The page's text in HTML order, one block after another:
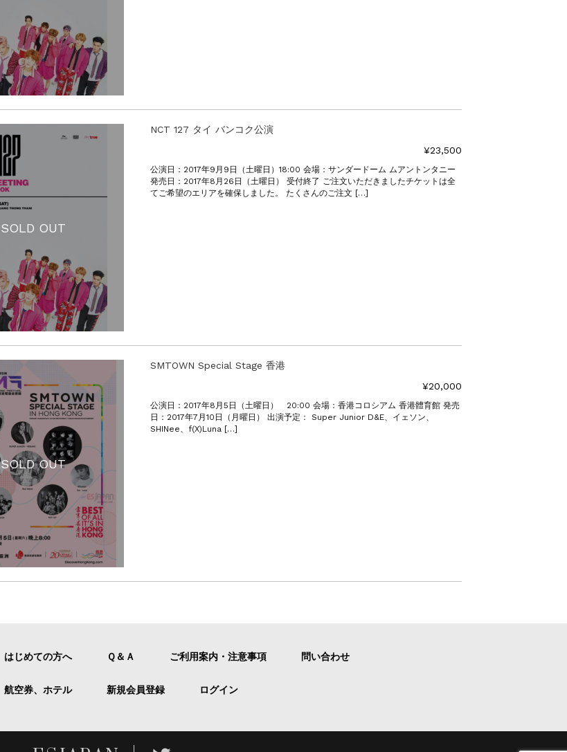
SOLD OUT
NCT 127 タイ バンコク公演
¥23,500
公演日：2017年9月9日（土曜日）18:00 会場：サンダードーム ムアントンタニー
発売日：2017年8月26日（土曜日） 受付終了 ご注文いただきましたチケットは全
てご希望のエリアを確保しました。 たくさんのご注文 […]
SOLD OUT
SMTOWN Special Stage 香港
¥20,000
公演日：2017年8月5日（土曜日） 20:00 会場：香港コロシアム 香港體育館 発売
日：2017年7月10日（月曜日） 出演予定： Super Junior D&E、イェソン、
SHINee、f(X)Luna […]
はじめての方へ Ｑ＆Ａ ご利用案内・注意事項 問い合わせ
航空券、ホテル 新規会員登録 ログイン